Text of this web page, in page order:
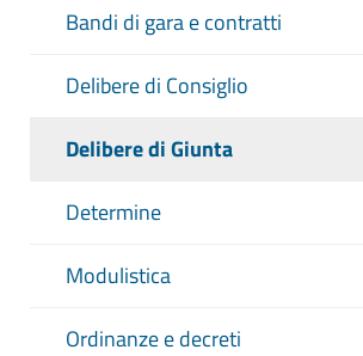
Bandi di gara e contratti
Delibere di Consiglio
Delibere di Giunta
Determine
Modulistica
Ordinanze e decreti